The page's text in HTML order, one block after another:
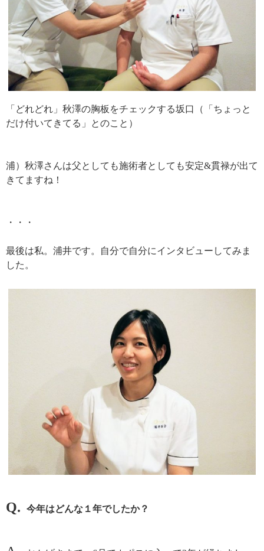
「どれどれ」秋澤の胸板をチェックする坂口（「ちょっと
だけ付いてきてる」とのこと）
浦）秋澤さんは父としても施術者としても安定&貫禄が出て
きてますね！
・・・
最後は私。浦井です。自分で自分にインタビューしてみま
した。
Q. 今年はどんな１年でしたか？